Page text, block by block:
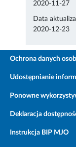
2020-11-27
Data
2020-12-23
Ochrona danych
Udostępnianie
Ponowne
Deklaracja
Instrukcja BIP MJO